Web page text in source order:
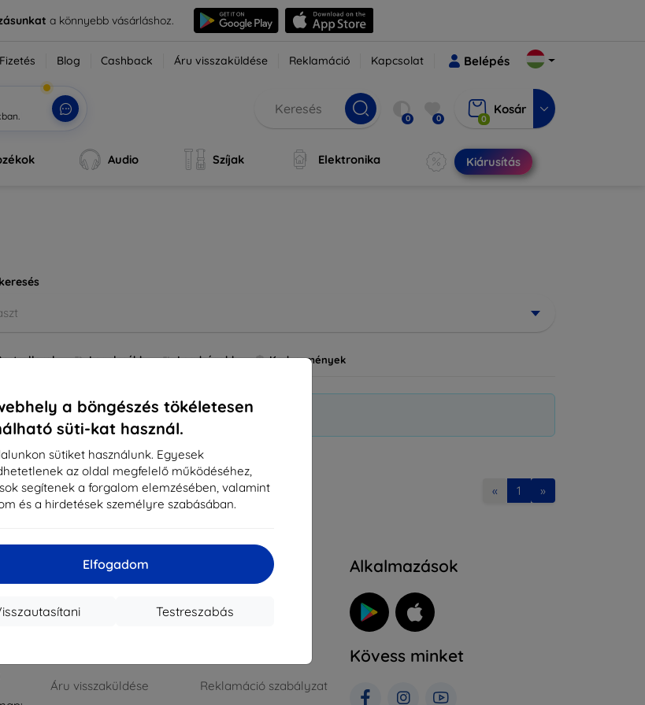
a könnyebb vásárláshoz.
a böngészés tökéletesen
süti-kat használ.
sütiket használunk. Egyesek
az oldal megfelelő működéséhez,
segítenek a forgalom elemzésében, valamint
és a hirdetések személyre szabásában.
Elfogadom
Testreszabás
Blog Cashback Áru visszaküldése Reklamáció Kapcsolat Belépés
0 0 0
Kosár
Audio Szíjak Elektronika Kiárusítás
Legolcsóbb Legdrágabb Kedvezmények
active products.
0. « 1 »
Bevásárlás
Áru visszaküldése
Információ
Reklamáció szabályzat
Alkalmazások
Kövess minket